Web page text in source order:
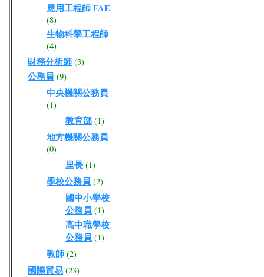
應用工程師 FAE
(8)
生物科學工程師
(4)
財務分析師 (3)
公務員 (9)
中央機關公務員
(1)
教育部 (1)
地方機關公務員
(0)
里長 (1)
學校公務員 (2)
國中小學校
公務員 (1)
高中職學校
公務員 (1)
教師 (2)
國際貿易 (23)